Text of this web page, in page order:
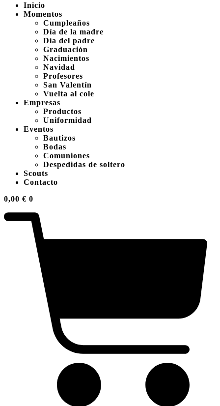
Inicio
Momentos
Cumpleaños
Día de la madre
Día del padre
Graduación
Nacimientos
Navidad
Profesores
San Valentín
Vuelta al cole
Empresas
Productos
Uniformidad
Eventos
Bautizos
Bodas
Comuniones
Despedidas de soltero
Scouts
Contacto
0,00 € 0